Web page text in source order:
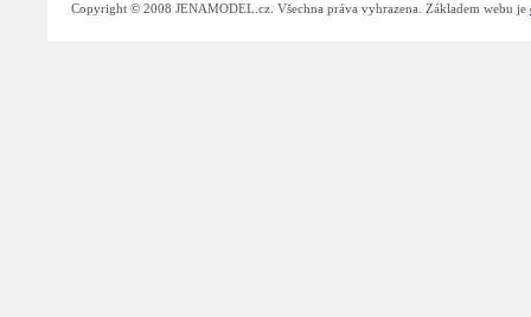
Copyright © 2008 JENAMODEL.cz. Všechna práva vyhrazena. Základem webu je